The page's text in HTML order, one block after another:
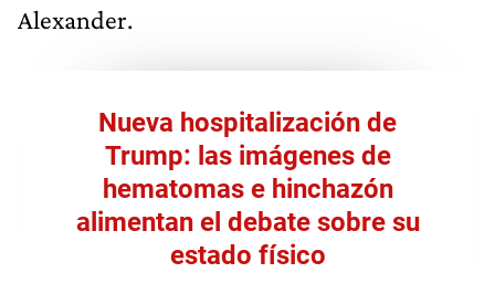
Alexander.
Nueva hospitalización de
Trump: las imágenes de
hematomas e hinchazón
alimentan el debate sobre su
estado físico